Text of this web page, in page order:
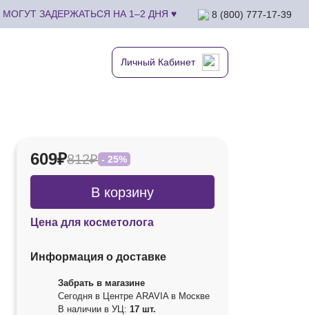
ЗАДЕРЖАТЬСЯ НА 1–2 ДНЯ ♥ 8 (800) 777-17-39
Личный Кабинет
609₽812₽ - 25%
В корзину
Цена для косметолога
Информация о доставке
Забрать в магазине
Сегодня в Центре ARAVIA в Москве
В наличии в УЦ:17 шт.